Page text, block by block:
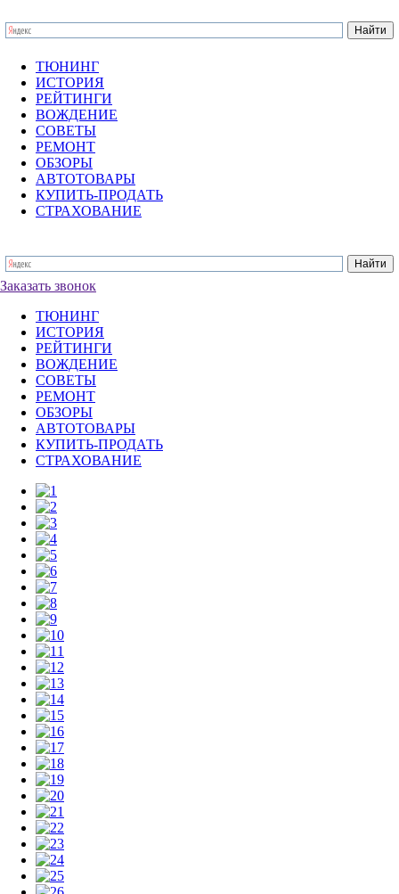
ТЮНИНГ
ИСТОРИЯ
РЕЙТИНГИ
ВОЖДЕНИЕ
СОВЕТЫ
РЕМОНТ
ОБЗОРЫ
АВТОТОВАРЫ
КУПИТЬ-ПРОДАТЬ
СТРАХОВАНИЕ
Заказать звонок
ТЮНИНГ
ИСТОРИЯ
РЕЙТИНГИ
ВОЖДЕНИЕ
СОВЕТЫ
РЕМОНТ
ОБЗОРЫ
АВТОТОВАРЫ
КУПИТЬ-ПРОДАТЬ
СТРАХОВАНИЕ